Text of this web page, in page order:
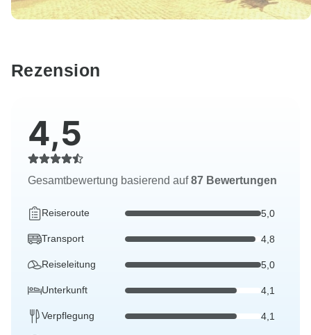
Rezension
4,5
Gesamtbewertung basierend auf87 Bewertungen
Reiseroute 5,0
Transport 4,8
Reiseleitung 5,0
Unterkunft 4,1
Verpflegung 4,1